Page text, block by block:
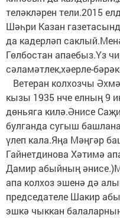
теләкләрен тели.2015
Шәһри Казан
да кадерләп
Гөлбостан апаебыз.Үз
сәламәтлек,хәерле-
Ветеран колхозчы
кызы 1935 нче елның 9
дөньяга килә.Әнисе
булганда сугыш
үлеп кала.Яңа Мәңгәр
Гайнетдинова Хәтимә
Дамир абыйның
апа колхоз эшенә дә
председателе Шакир
эшкә чыккан